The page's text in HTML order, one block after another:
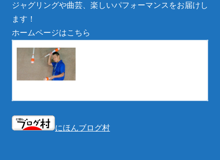
ジャグリングや曲芸、楽しいパフォーマンスをお届けし
ます！
ホームページはこちら
にほんブログ村